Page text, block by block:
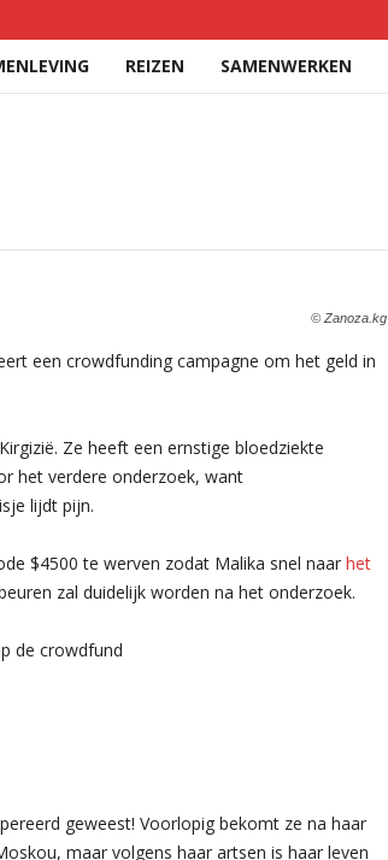
REIZEN SAMENWERKEN
© Zanoza.kg
een crowdfunding campagne om het geld in
Ze heeft een ernstige bloedziekte
het verdere onderzoek, want
lijdt pijn.
$4500 te werven zodat Malika snel naar het
zal duidelijk worden na het onderzoek.
de crowdfund
geweest! Voorlopig bekomt ze na haar
maar volgens haar artsen is haar leven